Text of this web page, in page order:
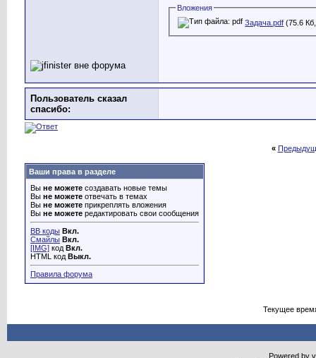
Вложения
Задача.pdf (75.6
Пользователь сказал
cпасибо:
«
Ваши права в разделе
Вы не можете создавать новые темы
Вы не можете отвечать в темах
Вы не можете прикреплять вложения
Вы не можете редактировать свои сообщения
BB коды Вкл.
Смайлы Вкл.
[IMG] код Вкл.
HTML код Выкл.
Правила форума
Текущее
Powered by